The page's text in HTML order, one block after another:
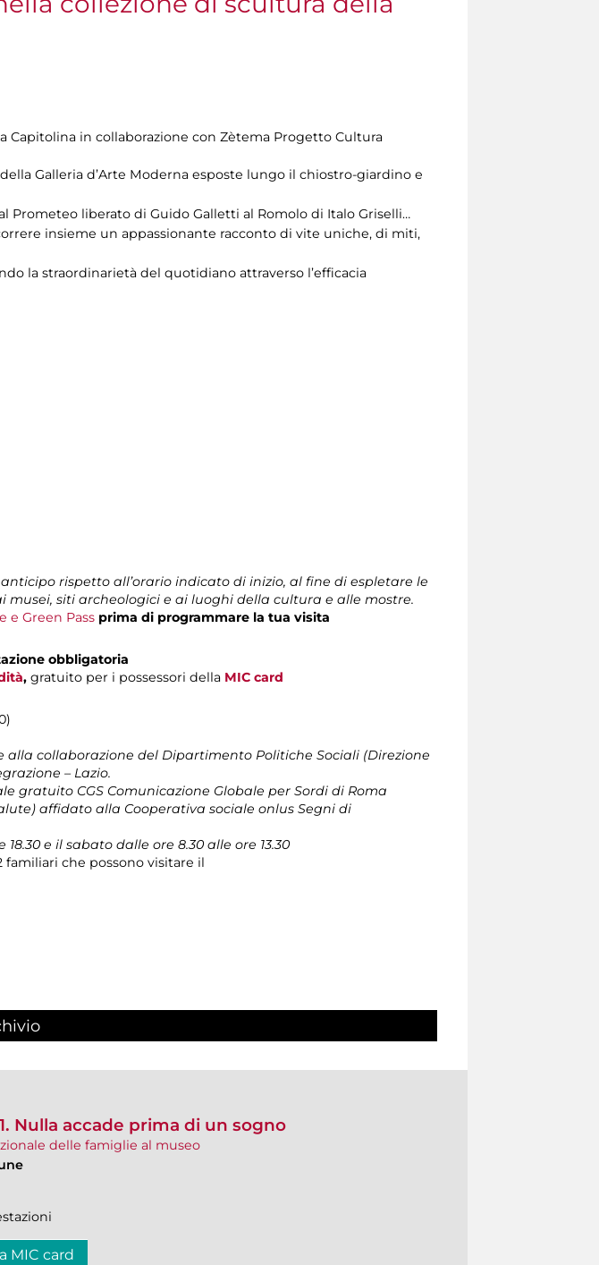
Capitolina in collaborazione con Zètema Progetto Cultura
Galleria d’Arte Moderna esposte lungo il chiostro-giardino e
Prometeo liberato di Guido Galletti al Romolo di Italo Griselli…
insieme un appassionante racconto di vite uniche, di miti,
la straordinarietà del quotidiano attraverso l’efficacia
rispetto all’orario indicato di inizio, al fine di espletare le
musei, siti archeologici e ai luoghi della cultura e alle mostre.
e Green Pass prima di programmare la tua visita
obbligatoria
, gratuito per i possessori della MIC card
collaborazione del Dipartimento Politiche Sociali (Direzione
– Lazio.
gratuito CGS Comunicazione Globale per Sordi di Roma
affidato alla Cooperativa sociale onlus Segni di
e il sabato dalle ore 8.30 alle ore 13.30
che possono visitare il
Nulla accade prima di un sogno
delle famiglie al museo
MIC card